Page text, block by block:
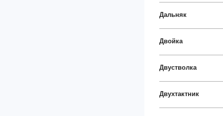
Дальняк
Двойка
Двустволка
Двухтактник